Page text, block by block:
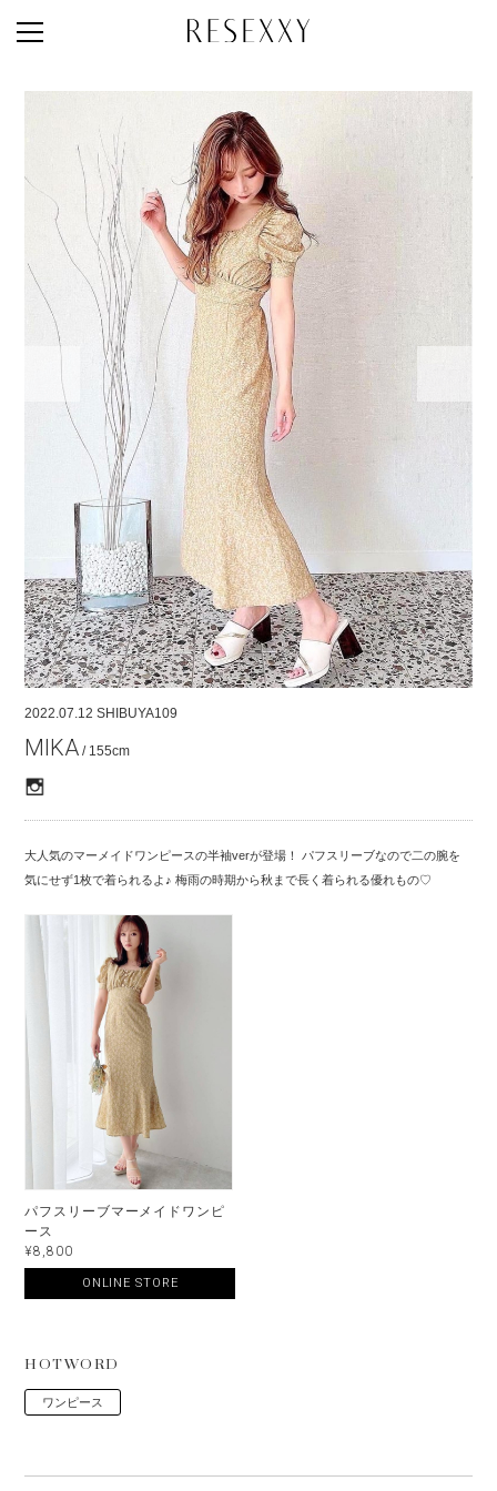
2022.07.12 SHIBUYA109
MIKA / 155cm
大人気のマーメイドワンピースの半袖verが登場！ パフスリーブなので二の腕を
気にせず1枚で着られるよ♪ 梅雨の時期から秋まで長く着られる優れもの♡
パフスリーブマーメイドワンピ
ース
¥8,800
ONLINE STORE
HOTWORD
ワンピース
MAGAZINE
LOOK BOOK
NEW ARRIVAL
RANKING
STYLE PHOTO
ACCOUNT
SHOP LIST
CONCEPT
ONLINE STORE
COMPANY
CONTACT
RECRUIT
FOR BUSINESS PARTNER